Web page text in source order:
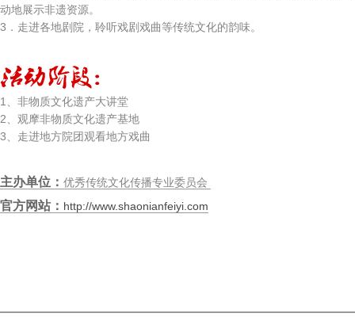
动地展示非遗资源。
3．走进各地剧院，聆听戏剧戏曲等传统文化的韵味。
1、非物质文化遗产大讲堂
2、观摩非物质文化遗产基地
3、走进地方院团观看地方戏曲
主办单位： 优秀传统文化传播专业委员会
官方网站： http://www.shaonianfeiyi.com